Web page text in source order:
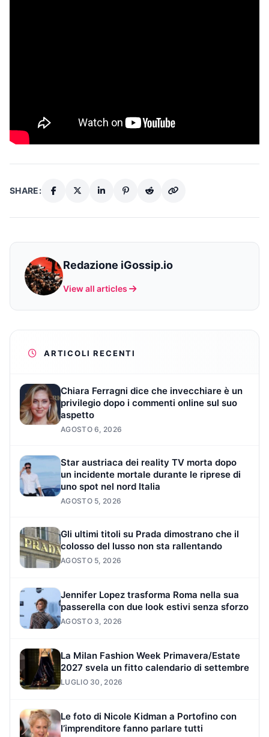
SHARE:
Redazione iGossip.io
View all articles
ARTICOLI RECENTI
Chiara Ferragni dice che invecchiare è un
privilegio dopo i commenti online sul suo
aspetto
AGOSTO 6, 2026
Star austriaca dei reality TV morta dopo
un incidente mortale durante le riprese di
uno spot nel nord Italia
AGOSTO 5, 2026
Gli ultimi titoli su Prada dimostrano che il
colosso del lusso non sta rallentando
AGOSTO 5, 2026
Jennifer Lopez trasforma Roma nella sua
passerella con due look estivi senza sforzo
AGOSTO 3, 2026
La Milan Fashion Week Primavera/Estate
2027 svela un fitto calendario di settembre
LUGLIO 30, 2026
Le foto di Nicole Kidman a Portofino con
l’imprenditore fanno parlare tutti